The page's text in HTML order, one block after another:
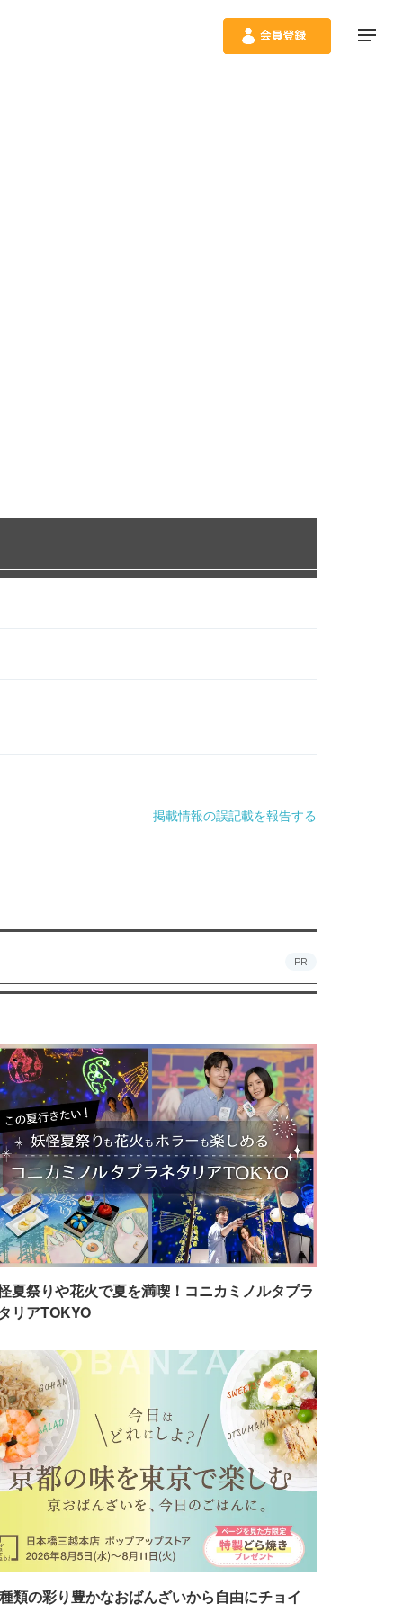
掲載情報の誤記載を報告する
PR
夏祭りや花火で夏を満喫！コニカミノルタプラ
リアTOKYO
類の彩り豊かなおばんざいから自由にチョイ